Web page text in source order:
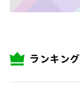
ランキング